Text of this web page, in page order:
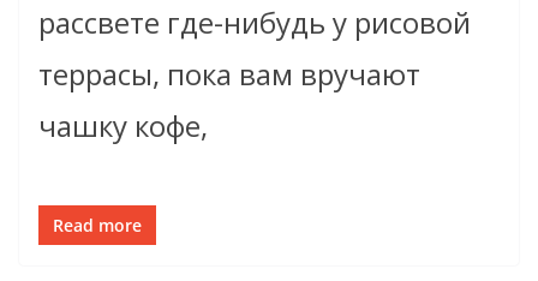
рассвете где-нибудь у рисовой
террасы, пока вам вручают
чашку кофе,
Read more